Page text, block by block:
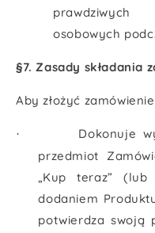
osobowych
§7. Zasady składania
Aby złożyć
·
Dokonuje
przedmiot
„Kup teraz” (lub
dodaniem
potwierdza swoją